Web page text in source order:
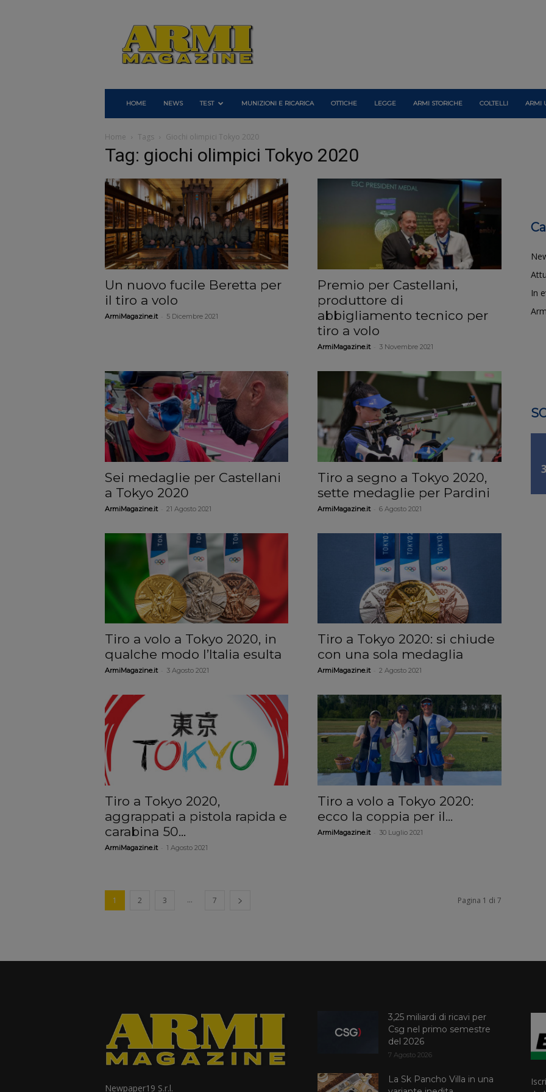
Armi
Magazine
HOME NEWS TEST MUNIZIONI E RICARICA OTTICHE LEGGE ARMI STORICHE COLTELLI ARMI
Home Tags Giochi olimpici Tokyo 2020
Tag: giochi olimpici Tokyo 2020
Un nuovo fucile Beretta per
il tiro a volo
ArmiMagazine.it 5 Dicembre 2021
Premio per Castellani,
produttore di
abbigliamento tecnico per
tiro a volo
ArmiMagazine.it 3 Novembre 2021
Sei medaglie per Castellani
a Tokyo 2020
ArmiMagazine.it 21 Agosto 2021
Tiro a segno a Tokyo 2020,
sette medaglie per Pardini
ArmiMagazine.it 6 Agosto 2021
Tiro a volo a Tokyo 2020, in
qualche modo l’Italia esulta
ArmiMagazine.it 3 Agosto 2021
Tiro a Tokyo 2020: si chiude
con una sola medaglia
ArmiMagazine.it 2 Agosto 2021
Tiro a Tokyo 2020,
aggrappati a pistola rapida e
carabina 50...
ArmiMagazine.it 1 Agosto 2021
Tiro a volo a Tokyo 2020:
ecco la coppia per il...
ArmiMagazine.it 30 Luglio 2021
1 2 3 ... 7 Pagina 1 di 7
In
Newpaper19 S.r.l.
3,25 miliardi di ricavi per
Csg nel primo semestre
del 2026
7 Agosto 2026
La Sk Pancho Villa in una